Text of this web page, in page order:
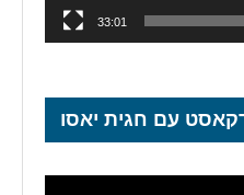
33:01
עם חגית יאסו